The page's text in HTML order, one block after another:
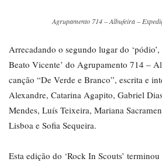
Agrupamento 714 – Albufeira –
Arrecadando o segundo lugar do
Beato Vicente’ do Agrupamento 714 –
canção “De Verde e Branco”, escrita e
Alexandre, Catarina Agapito, Gabriel
Mendes, Luís Teixeira, Mariana
Lisboa e Sofia Sequeira.
Esta edição do ‘Rock In Scouts’